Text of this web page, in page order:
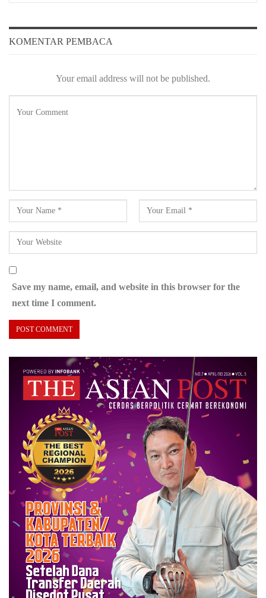
KOMENTAR PEMBACA
Your email address will not be published.
Save my name, email, and website in this browser for the
next time I comment.